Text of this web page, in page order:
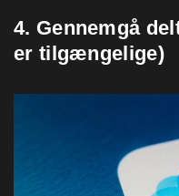
4. Gennemgå
er tilgængelige)